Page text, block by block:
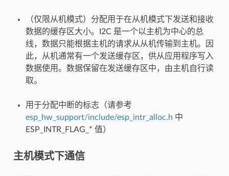
（仅限从机模式）分配用于在从机模式下发送和接收
数据的缓存区大小。I2C 是一个以主机为中心的总
线，数据只能根据主机的请求从从机传输到主机。因
此，从机通常有一个发送缓存区，供从应用程序写入
数据使用。数据保留在发送缓存区中，由主机自行读
取。
用于分配中断的标志（请参考
esp_hw_support/include/esp_intr_alloc.h 中
ESP_INTR_FLAG_* 值）
主机模式下通信